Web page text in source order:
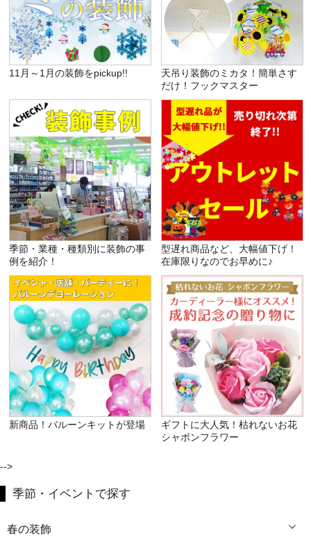
11月～1月の装飾をpickup!!
天吊り装飾のミカタ！簡単さす
だけ！フックマスター
季節・業種・種類別に装飾の事
例を紹介！
型遅れ商品など、大幅値下げ！
在庫限りなのでお早めに♪
新商品！バルーンキットが登場
ギフトに大人気！枯れないお花
シャボンフラワー
-->
季節・イベントで探す
春の装飾